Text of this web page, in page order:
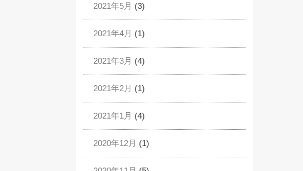
2021年5月 (3)
2021年4月 (1)
2021年3月 (4)
2021年2月 (1)
2021年1月 (4)
2020年12月 (1)